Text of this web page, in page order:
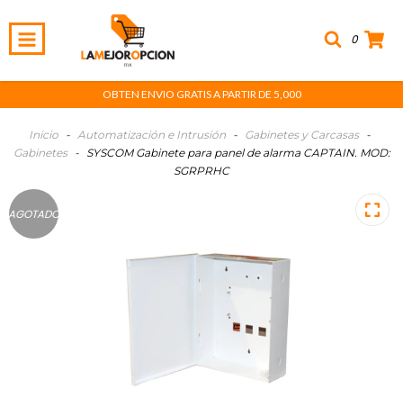
0
OBTEN ENVIO GRATIS A PARTIR DE 5,000
Inicio - Automatización e Intrusión - Gabinetes y Carcasas
-
Gabinetes
-
SYSCOM Gabinete para panel de alarma CAPTAIN. MOD:
SGRPRHC
AGOTADO